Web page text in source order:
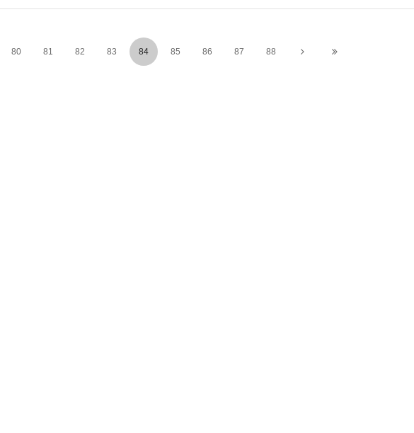
80 81 82 83 84 85 86 87 88